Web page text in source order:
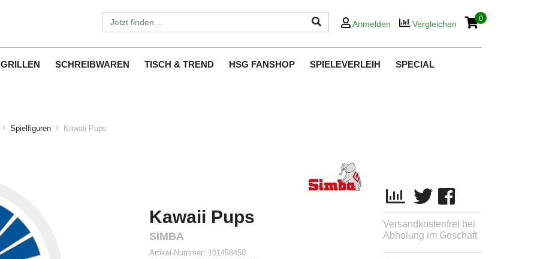
Anmelden Vergleichen
0
GRILLEN SCHREIBWAREN TISCH & TREND HSG FANSHOP SPIELEVERLEIH SPECIAL
Spielfiguren Kawaii Pups
Kawaii Pups
SIMBA
Artikel-Nummer: 101458450
Versandkostenfrei bei
Abholung im Geschäft